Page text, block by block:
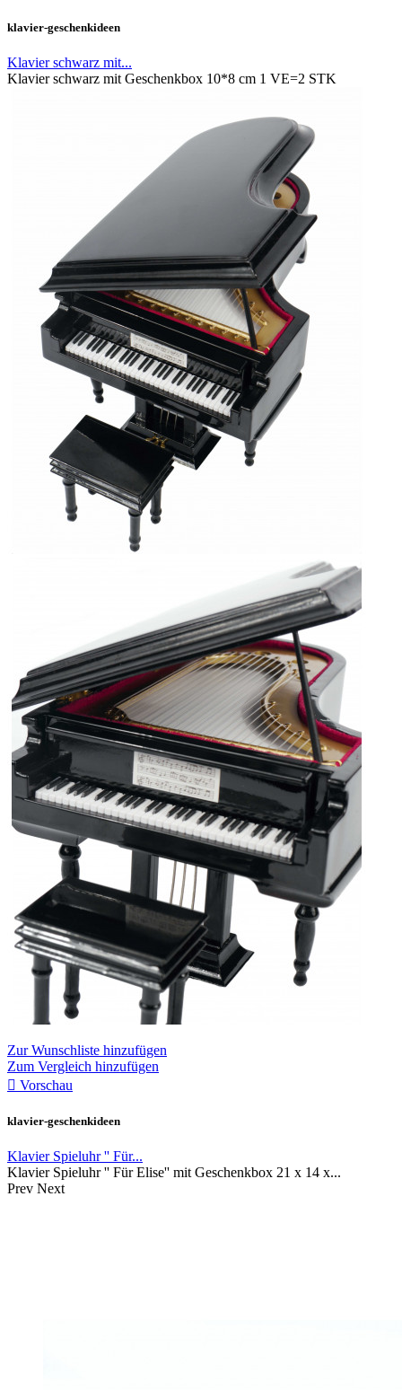
klavier-geschenkideen
Klavier schwarz mit...
Klavier schwarz mit Geschenkbox 10*8 cm 1 VE=2 STK
Zur Wunschliste hinzufügen
Zum Vergleich hinzufügen
 Vorschau
klavier-geschenkideen
Klavier Spieluhr '' Für...
Klavier Spieluhr '' Für Elise'' mit Geschenkbox 21 x 14 x...
Prev Next